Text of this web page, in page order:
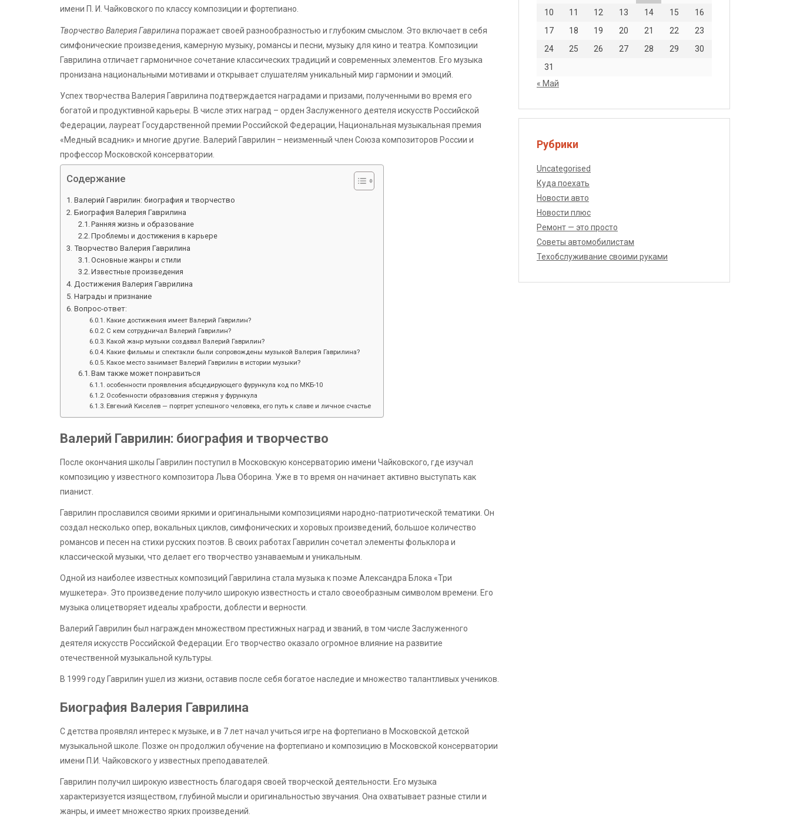
имени П. И. Чайковского по классу композиции и фортепиано.
Творчество Валерия Гаврилинапоражает своей разнообразностью и глубоким смыслом. Это включает в себя
симфонические произведения, камерную музыку, романсы и песни, музыку для кино и театра. Композиции
Гаврилина отличает гармоничное сочетание классических традиций и современных элементов. Его музыка
пронизана национальными мотивами и открывает слушателям уникальный мир гармонии и эмоций.
Успех творчества Валерия Гаврилина подтверждается наградами и призами, полученными во время его
богатой и продуктивной карьеры. В числе этих наград – орден Заслуженного деятеля искусств Российской
Федерации, лауреат Государственной премии Российской Федерации, Национальная музыкальная премия
«Медный всадник» и многие другие. Валерий Гаврилин – неизменный член Союза композиторов России и
профессор Московской консерватории.
Содержание
Валерий Гаврилин: биография и творчество
Биография Валерия Гаврилина
Ранняя жизнь и образование
Проблемы и достижения в карьере
Творчество Валерия Гаврилина
Основные жанры и стили
Известные произведения
Достижения Валерия Гаврилина
Награды и признание
Вопрос-ответ:
Какие достижения имеет Валерий Гаврилин?
С кем сотрудничал Валерий Гаврилин?
Какой жанр музыки создавал Валерий Гаврилин?
Какие фильмы и спектакли были сопровождены музыкой Валерия Гаврилина?
Какое место занимает Валерий Гаврилин в истории музыки?
Вам также может понравиться
особенности проявления абсцедирующего фурункула код по МКБ-10
Особенности образования стержня у фурункула
Евгений Киселев — портрет успешного человека, его путь к славе и личное счастье
Валерий Гаврилин: биография и творчество
После окончания школы Гаврилин поступил в Московскую консерваторию имени Чайковского, где изучал
композицию у известного композитора Льва Оборина. Уже в то время он начинает активно выступать как
пианист.
Гаврилин прославился своими яркими и оригинальными композициями народно-патриотической тематики. Он
создал несколько опер, вокальных циклов, симфонических и хоровых произведений, большое количество
романсов и песен на стихи русских поэтов. В своих работах Гаврилин сочетал элементы фольклора и
классической музыки, что делает его творчество узнаваемым и уникальным.
Одной из наиболее известных композиций Гаврилина стала музыка к поэме Александра Блока «Три
мушкетера». Это произведение получило широкую известность и стало своеобразным символом времени. Его
музыка олицетворяет идеалы храбрости, доблести и верности.
Валерий Гаврилин был награжден множеством престижных наград и званий, в том числе Заслуженного
деятеля искусств Российской Федерации. Его творчество оказало огромное влияние на развитие
отечественной музыкальной культуры.
В 1999 году Гаврилин ушел из жизни, оставив после себя богатое наследие и множество талантливых учеников.
Биография Валерия Гаврилина
С детства проявлял интерес к музыке, и в 7 лет начал учиться игре на фортепиано в Московской детской
музыкальной школе. Позже он продолжил обучение на фортепиано и композицию в Московской консерватории
имени П.И. Чайковского у известных преподавателей.
Гаврилин получил широкую известность благодаря своей творческой деятельности. Его музыка
характеризуется изяществом, глубиной мысли и оригинальностью звучания. Она охватывает разные стили и
жанры, и имеет множество ярких произведений.
10
11 12 13 14 15
16
17
18 19 20 21 22
23
24
25 26 27 28 29
30
31
« Май
Рубрики
Uncategorised
Куда поехать
Новости авто
Новости плюс
Ремонт — это просто
Советы автомобилистам
Техобслуживание своими руками